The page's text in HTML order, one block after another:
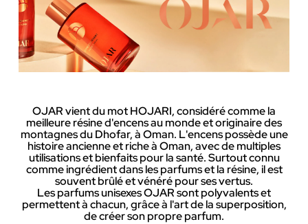
OJAR vient du mot HOJARI, considéré comme la
meilleure résine d'encens au monde et originaire des
montagnes du Dhofar, à Oman. L'encens possède une
histoire ancienne et riche à Oman, avec de multiples
utilisations et bienfaits pour la santé. Surtout connu
comme ingrédient dans les parfums et la résine, il est
souvent brûlé et vénéré pour ses vertus.
Les parfums unisexes OJAR sont polyvalents et
permettent à chacun, grâce à l'art de la superposition,
de créer son propre parfum.